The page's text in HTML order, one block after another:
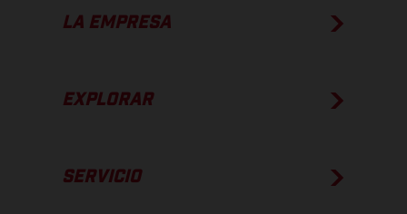
LA EMPRESA
EXPLORAR
SERVICIO